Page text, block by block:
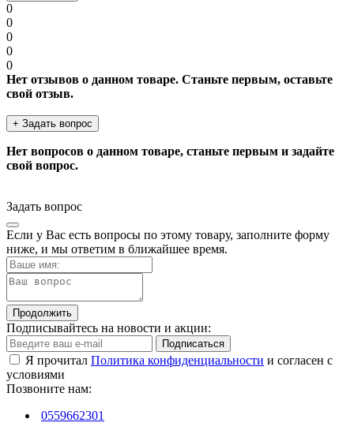
0
0
0
0
0
Нет отзывов о данном товаре. Станьте первым, оставьте
свой отзыв.
+ Задать вопрос
Нет вопросов о данном товаре, станьте первым и задайте
свой вопрос.
Задать вопрос
Если у Вас есть вопросы по этому товару, заполните форму
ниже, и мы ответим в ближайшее время.
Продолжить
Подписывайтесь на новости и акции:
Подписаться
Я прочитал Политика конфиденциальности и согласен с
условиями
Позвоните нам:
0559662301